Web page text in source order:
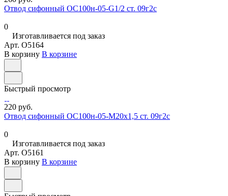
Отвод сифонный ОС100н-05-G1/2 ст. 09г2с
0
Изготавливается под заказ
Арт. O5164
В корзину В корзине
Быстрый просмотр
220 руб.
Отвод сифонный ОС100н-05-М20х1,5 ст. 09г2с
0
Изготавливается под заказ
Арт. O5161
В корзину В корзине